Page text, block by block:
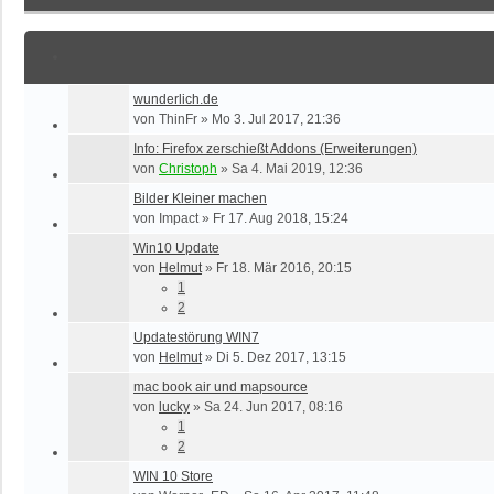
wunderlich.de
von ThinFr » Mo 3. Jul 2017, 21:36
Info: Firefox zerschießt Addons (Erweiterungen)
von Christoph » Sa 4. Mai 2019, 12:36
Bilder Kleiner machen
von Impact » Fr 17. Aug 2018, 15:24
Win10 Update
von Helmut » Fr 18. Mär 2016, 20:15
1
2
Updatestörung WIN7
von Helmut » Di 5. Dez 2017, 13:15
mac book air und mapsource
von lucky » Sa 24. Jun 2017, 08:16
1
2
WIN 10 Store